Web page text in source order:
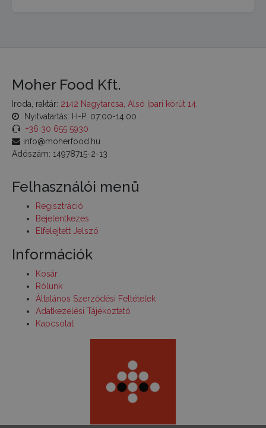
Moher Food Kft.
Iroda, raktár: 2142 Nagytarcsa, Alsó Ipari körút 14.
Nyitvatartás: H-P: 07:00-14:00
+36 30 655 5930
info@moherfood.hu
Adószám: 14978715-2-13
Felhasználói menü
Regisztráció
Bejelentkezes
Elfelejtett Jelszó
Információk
Kosár
Rólunk
Általános Szerződési Feltételek
Adatkezelési Tájékoztató
Kapcsolat